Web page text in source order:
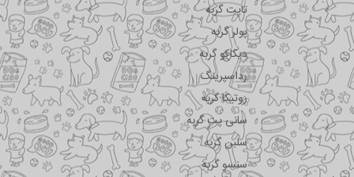
تاپت گربه
پولر گربه
دیکاکو گربه
رداسپرینگ
روتیکا گربه
سانی پت گربه
سلبن گربه
سنسو گربه